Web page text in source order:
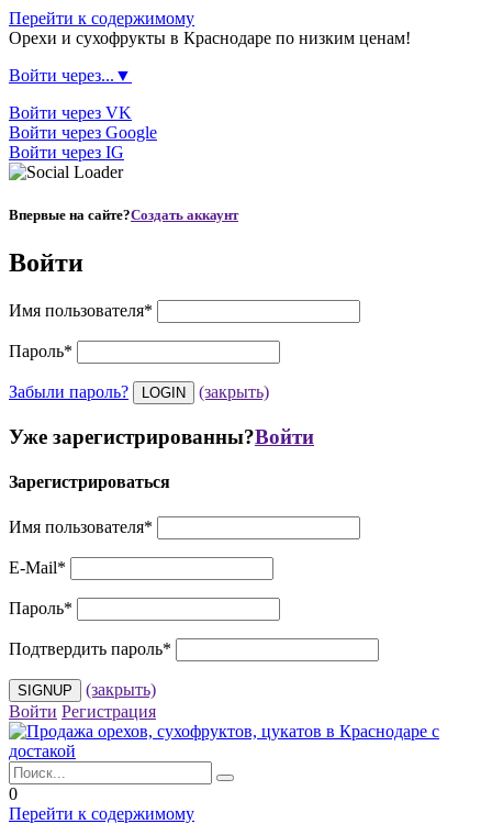
Перейти к содержимому
Орехи и сухофрукты в Краснодаре по низким ценам!
Войти через...▼
Войти через VK
Войти через Google
Войти через IG
Впервые на сайте?Создать аккаунт
Войти
Имя пользователя*
Пароль*
Забыли пароль? (закрыть)
Уже зарегистрированны?Войти
Зарегистрироваться
Имя пользователя*
E-Mail*
Пароль*
Подтвердить пароль*
(закрыть)
Войти Регистрация
0
Перейти к содержимому